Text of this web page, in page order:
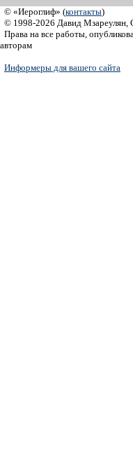
© «Иероглиф» (контакты)
© 1998-2026 Давид Мзареулян,
Права на все работы,
авторам
Информеры для вашего сайта